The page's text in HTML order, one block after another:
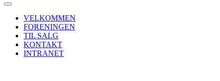
VELKOMMEN
FORENINGEN
TIL SALG
KONTAKT
INTRANET